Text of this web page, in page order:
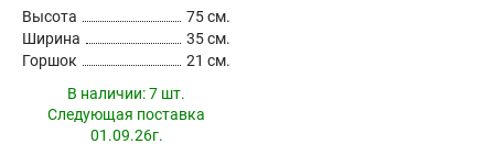
Высота
75 см.
Ширина
35 см.
Горшок
21 см.
В наличии:7 шт.
Следующая поставка
01.09.26г.